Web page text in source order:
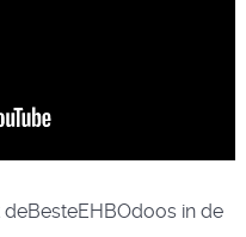
in de